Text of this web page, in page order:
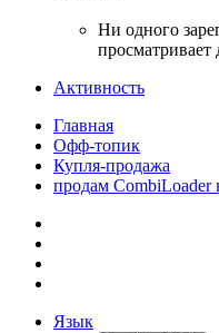
Ни одного
Активность
Главная
Офф-топик
Купля-продажа
продам CombiLoader
Язык